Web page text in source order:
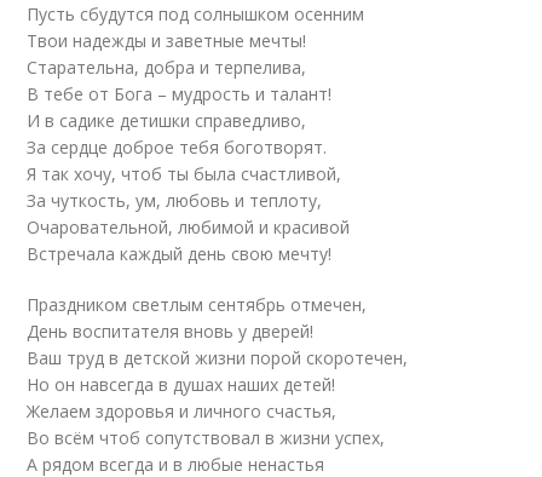
Пусть сбудутся под солнышком осенним
Твои надежды и заветные мечты!
Старательна, добра и терпелива,
В тебе от Бога – мудрость и талант!
И в садике детишки справедливо,
За сердце доброе тебя боготворят.
Я так хочу, чтоб ты была счастливой,
За чуткость, ум, любовь и теплоту,
Очаровательной, любимой и красивой
Встречала каждый день свою мечту!
Праздником светлым сентябрь отмечен,
День воспитателя вновь у дверей!
Ваш труд в детской жизни порой скоротечен,
Но он навсегда в душах наших детей!
Желаем здоровья и личного счастья,
Во всём чтоб сопутствовал в жизни успех,
А рядом всегда и в любые ненастья